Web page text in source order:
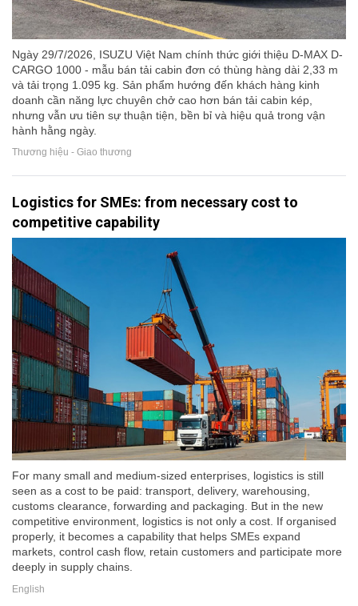
Ngày 29/7/2026, ISUZU Việt Nam chính thức giới thiệu D-MAX D-
CARGO 1000 - mẫu bán tải cabin đơn có thùng hàng dài 2,33 m
và tải trọng 1.095 kg. Sản phẩm hướng đến khách hàng kinh
doanh cần năng lực chuyên chở cao hơn bán tải cabin kép,
nhưng vẫn ưu tiên sự thuận tiện, bền bỉ và hiệu quả trong vận
hành hằng ngày.
Thương hiệu - Giao thương
Logistics for SMEs: from necessary cost to
competitive capability
For many small and medium-sized enterprises, logistics is still
seen as a cost to be paid: transport, delivery, warehousing,
customs clearance, forwarding and packaging. But in the new
competitive environment, logistics is not only a cost. If organised
properly, it becomes a capability that helps SMEs expand
markets, control cash flow, retain customers and participate more
deeply in supply chains.
English